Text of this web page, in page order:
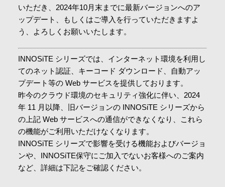
会社情報
採用情報
お問合せ・申込
資料請求
サイト内検索
いただき、2024年10月末までに最新バージョンへのア
ップデート、もしくはご導入を行っていただきますよ
う、よろしくお願いいたします。
INNOSiTE シリーズでは、インターネット環境を利用し
てのネット認証、キーコード ダウンロード、自動アッ
プデート等の Web サービスを提供しております。
昨今のクラウド環境のセキュリティ強化に伴い、2024
年 11 月以降、旧バージョンの INNOSiTE シリーズから
の上記 Web サービスへの通信ができなくなり、これら
の機能がご利用いただけなくなります。
INNOSiTE シリーズで影響を受ける機能およびバージョ
ンや、INNOSiTE保守にご加入でないお客様へのご案内
など、詳細は下記をご確認ください。